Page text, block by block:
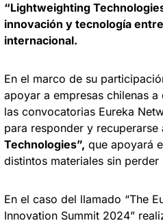
“Lightweighting
innovación y tecnología
internacional.
En el marco de su
apoyar a empresas chilenas
las convocatorias Eureka
para responder y
Technologies”, que apoyará
distintos materiales sin
En el caso del llamado “The
Innovation Summit 2024”